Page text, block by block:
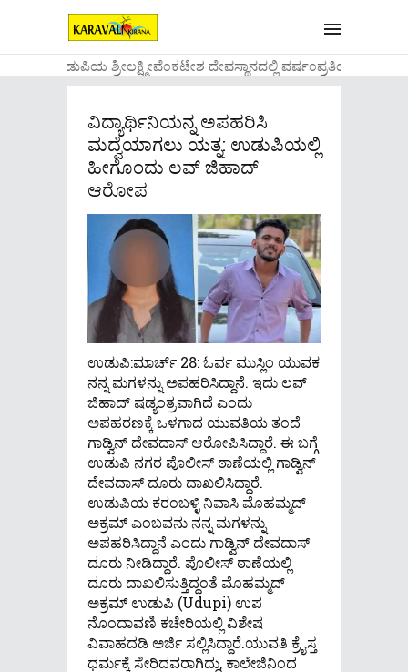
....ಉಡುಪಿಯ ಶ್ರೀಲಕ್ಷ್ಮೀವೆ೦ಕಟೇಶ ದೇವಸ್ಥಾನದಲ್ಲಿ ವರ್ಷ೦ಪ್ರತಿಯ
ವಿದ್ಯಾರ್ಥಿನಿಯನ್ನ ಅಪಹರಿಸಿ
ಮದ್ವೆಯಾಗಲು ಯತ್ನ: ಉಡುಪಿಯಲ್ಲಿ
ಹೀಗೊಂದು ಲವ್ ಜಿಹಾದ್
ಆರೋಪ
ಉಡುಪಿ:ಮಾರ್ಚ್​ 28: ಓರ್ವ ಮುಸ್ಲಿಂ ಯುವಕ
ನನ್ನ ಮಗಳನ್ನು ಅಪಹರಿಸಿದ್ದಾನೆ. ಇದು ಲವ್
ಜಿಹಾದ್ ಷಡ್ಯಂತ್ರವಾಗಿದೆ ಎಂದು
ಅಪಹರಣಕ್ಕೆ ಒಳಗಾದ ಯುವತಿಯ ತಂದೆ
ಗಾಡ್ವಿನ್ ದೇವದಾಸ್ ಆರೋಪಿಸಿದ್ದಾರೆ. ಈ ಬಗ್ಗೆ
ಉಡುಪಿ ನಗರ ಪೊಲೀಸ್ ಠಾಣೆಯಲ್ಲಿ ಗಾಡ್ವಿನ್
ದೇವದಾಸ್ ದೂರು ದಾಖಲಿಸಿದ್ದಾರೆ.
ಉಡುಪಿಯ ಕರಂಬಳ್ಳಿ ನಿವಾಸಿ ಮೊಹಮ್ಮದ್
ಅಕ್ರಮ್ ಎಂಬವನು ನನ್ನ ಮಗಳನ್ನು
ಅಪಹರಿಸಿದ್ದಾನೆ ಎಂದು ಗಾಡ್ವಿನ್ ದೇವದಾಸ್
ದೂರು ನೀಡಿದ್ದಾರೆ. ಪೊಲೀಸ್​ ಠಾಣೆಯಲ್ಲಿ
ದೂರು ದಾಖಲಿಸುತ್ತಿದ್ದಂತೆ ಮೊಹಮ್ಮದ್
ಅಕ್ರಮ್ ಉಡುಪಿ (Udupi) ಉಪ
ನೊಂದಾವಣಿ ಕಚೇರಿಯಲ್ಲಿ ವಿಶೇಷ
ವಿವಾಹದಡಿ ಅರ್ಜಿ ಸಲ್ಲಿಸಿದ್ದಾರೆ.ಯುವತಿ ಕ್ರೈಸ್ತ
ಧರ್ಮಕ್ಕೆ ಸೇರಿದವರಾಗಿದ್ದು, ಕಾಲೇಜಿನಿಂದ